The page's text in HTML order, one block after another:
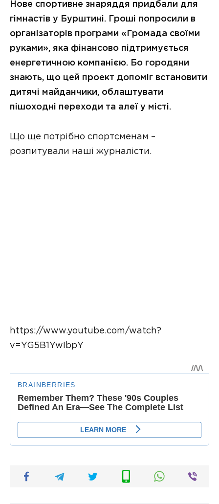
Нове спортивне знаряддя придбали для
гімнастів у Бурштині. Гроші попросили в
організаторів програми «Громада своїми
руками», яка фінансово підтримується
енергетичною компанією. Бо городяни
знають, що цей проект допоміг встановити
дитячі майданчики, облаштувати
пішоходні переходи та алеї у місті.
Що ще потрібно спортсменам –
розпитували наші журналісти.
https://www.youtube.com/watch?
v=YG5B1YwIbpY